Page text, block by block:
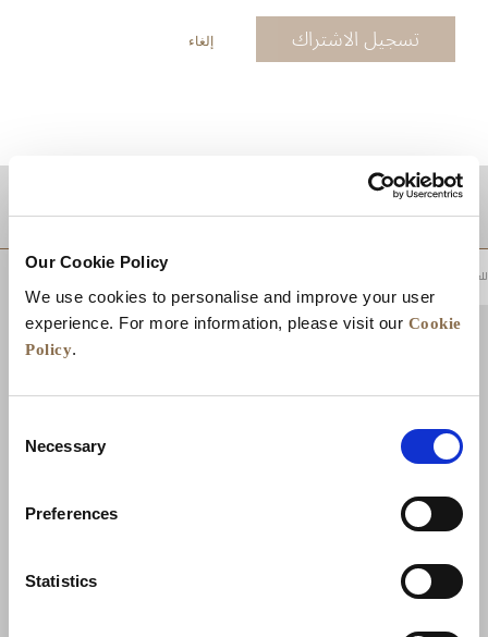
Our Cookie Policy
We use cookies to personalise and improve your user
experience. For more information, please visit our Cookie
Policy.
Selection
Necessary
Preferences
Statistics
تسجيل الاشتراك إلغاء
موقع
للعودة إلى أعلى
الأخبار
ضمان أفضل سعر